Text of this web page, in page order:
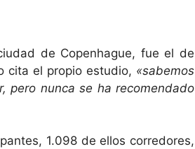
de Copenhague, fue el de
cita el propio estudio, «sabemos
pero nunca se ha recomendado
1.098 de ellos corredores,